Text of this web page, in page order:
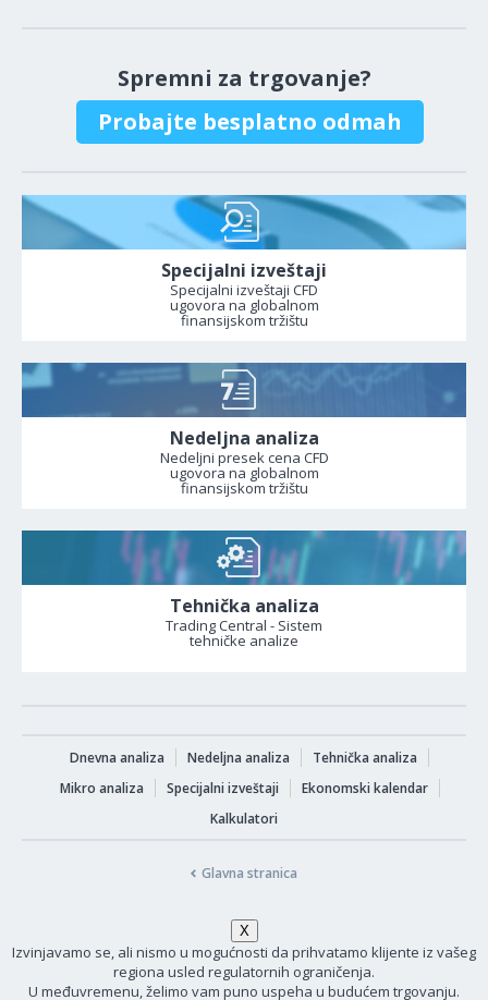
Spremni za trgovanje?
Probajte besplatno odmah
Specijalni izveštaji
Specijalni izveštaji CFD
ugovora na globalnom
finansijskom tržištu
Nedeljna analiza
Nedeljni presek cena CFD
ugovora na globalnom
finansijskom tržištu
Tehnička analiza
Trading Central - Sistem
tehničke analize
Dnevna analiza Nedeljna analiza
Tehnička analiza
Mikro analiza
Specijalni izveštaji
Ekonomski kalendar
Kalkulatori
Glavna stranica
Izvinjavamo se, ali nismo u mogućnosti da prihvatamo klijente iz vašeg
regiona usled regulatornih ograničenja.
U međuvremenu, želimo vam puno uspeha u budućem trgovanju.